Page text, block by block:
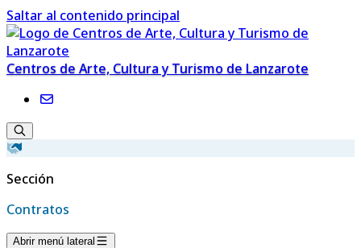
Saltar al contenido principal
Centros de Arte, Cultura y Turismo de Lanzarote
Sección
Contratos
Abrir menú lateral